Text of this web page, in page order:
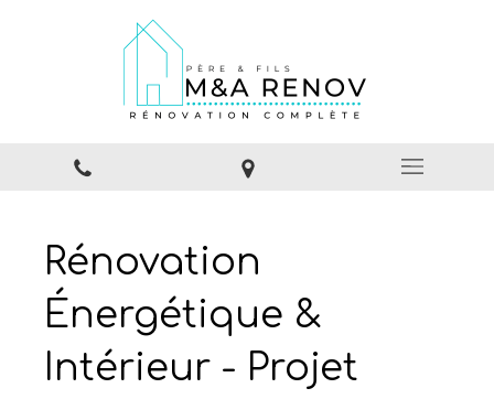
Rénovation
Énergétique &
Intérieur - Projet